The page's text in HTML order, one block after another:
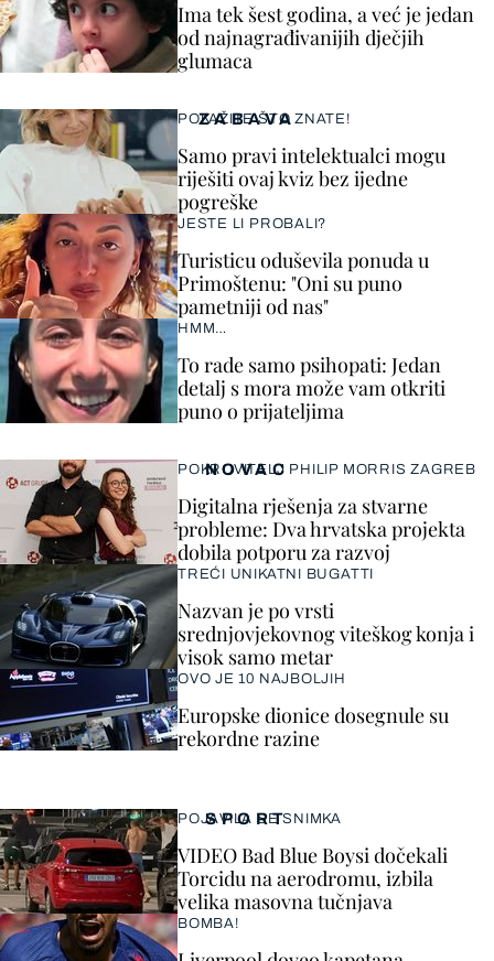
ZABAVA
POKAŽITE ŠTO ZNATE!
Samo pravi intelektualci mogu
riješiti ovaj kviz bez ijedne
pogreške
JESTE LI PROBALI?
Turisticu oduševila ponuda u
Primoštenu: "Oni su puno
pametniji od nas"
HMM…
To rade samo psihopati: Jedan
detalj s mora može vam otkriti
puno o prijateljima
SPORT
POJAVILA SE SNIMKA
VIDEO Bad Blue Boysi dočekali
Torcidu na aerodromu, izbila
velika masovna tučnjava
BOMBA!
Ima tek šest godina, a već je jedan
od najnagrađivanijih dječjih
glumaca
NOVAC
POKROVITELJ PHILIP MORRIS ZAGREB
Digitalna rješenja za stvarne
probleme: Dva hrvatska projekta
dobila potporu za razvoj
TREĆI UNIKATNI BUGATTI
Nazvan je po vrsti
srednjovjekovnog viteškog konja i
visok samo metar
OVO JE 10 NAJBOLJIH
Europske dionice dosegnule su
rekordne razine